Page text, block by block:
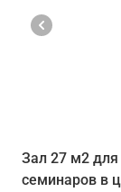
Зал 27 м2 для
семинаров в